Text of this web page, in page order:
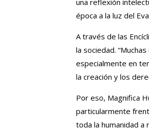
época a la luz del
A través de las
la sociedad.
especialmente en
la creación y los
Por eso, Magnifica
particularmente
toda la humanidad a